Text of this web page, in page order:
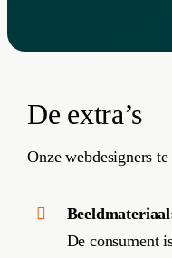
De extra’s
Onze webdesigners
De consument